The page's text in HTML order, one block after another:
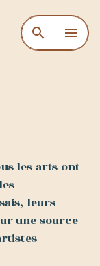
search menu
les arts ont
leurs
une source